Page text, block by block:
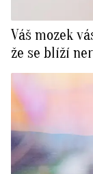
Váš mozek
že se blíží